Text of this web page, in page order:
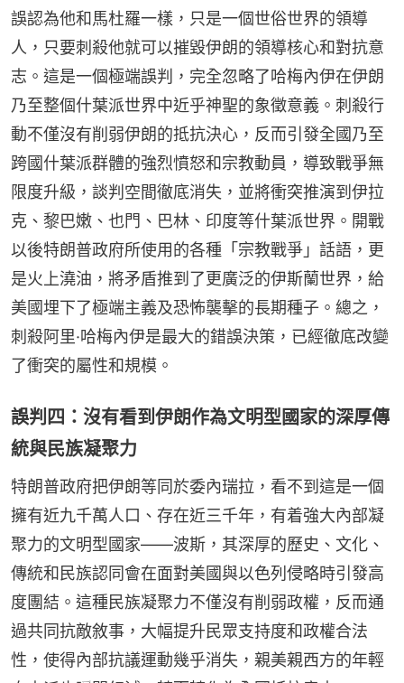
誤認為他和馬杜羅一樣，只是一個世俗世界的領導
人，只要刺殺他就可以摧毀伊朗的領導核心和對抗意
志。這是一個極端誤判，完全忽略了哈梅內伊在伊朗
乃至整個什葉派世界中近乎神聖的象徵意義。刺殺行
動不僅沒有削弱伊朗的抵抗決心，反而引發全國乃至
跨國什葉派群體的強烈憤怒和宗教動員，導致戰爭無
限度升級，談判空間徹底消失，並將衝突推演到伊拉
克、黎巴嫩、也門、巴林、印度等什葉派世界。開戰
以後特朗普政府所使用的各種「宗教戰爭」話語，更
是火上澆油，將矛盾推到了更廣泛的伊斯蘭世界，給
美國埋下了極端主義及恐怖襲擊的長期種子。總之，
刺殺阿里·哈梅內伊是最大的錯誤決策，已經徹底改變
了衝突的屬性和規模。
誤判四：沒有看到伊朗作為文明型國家的深厚傳
統與民族凝聚力
特朗普政府把伊朗等同於委內瑞拉，看不到這是一個
擁有近九千萬人口、存在近三千年，有着強大內部凝
聚力的文明型國家——波斯，其深厚的歷史、文化、
傳統和民族認同會在面對美國與以色列侵略時引發高
度團結。這種民族凝聚力不僅沒有削弱政權，反而通
過共同抗敵敘事，大幅提升民眾支持度和政權合法
性，使得內部抗議運動幾乎消失，親美親西方的年輕